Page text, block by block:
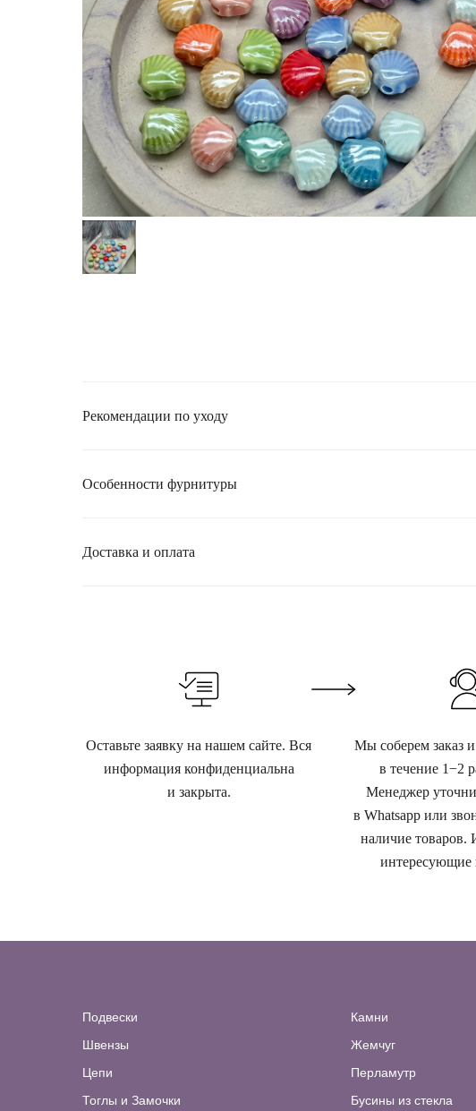
Рекомендации по уходу
Особенности фурнитуры
Доставка и оплата
Оставьте заявку на нашем сайте. Вся
информация конфиденциальна
и закрыта.
Мы соберем заказ
в течение 1−2
Менеджер
в Whatsapp или
наличие товаров.
интересующие
Подвески
Швензы
Цепи
Тоглы и Замочки
Камни
Жемчуг
Перламутр
Бусины из стекла